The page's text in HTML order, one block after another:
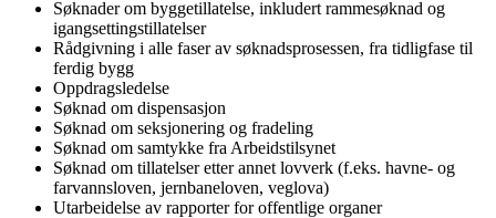
Søknader om byggetillatelse, inkludert rammesøknad og
igangsettingstillatelser
Rådgivning i alle faser av søknadsprosessen, fra tidligfase til
ferdig bygg
Oppdragsledelse
Søknad om dispensasjon
Søknad om seksjonering og fradeling
Søknad om samtykke fra Arbeidstilsynet
Søknad om tillatelser etter annet lovverk (f.eks. havne- og
farvannsloven, jernbaneloven, veglova)
Utarbeidelse av rapporter for offentlige organer